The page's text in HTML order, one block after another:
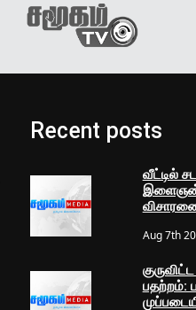
Recent posts
வீட்டில்
இளைஞன்-
Aug 7th
பதற்றம்: